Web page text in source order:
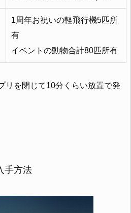
1周年お祝いの軽飛行機5匹所
有
イベントの動物合計80匹所有
リを閉じて10分くらい放置で発
手方法